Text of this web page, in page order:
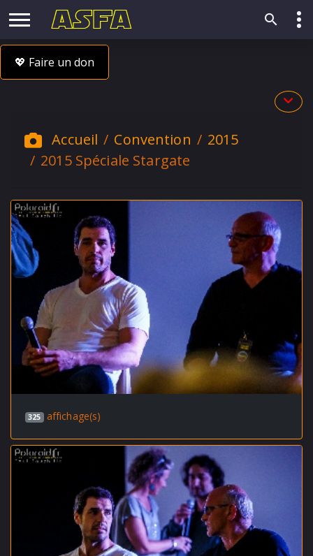
💖 Faire un don
Accueil Convention
2015
2015 Spéciale Stargate
325 affichage(s)